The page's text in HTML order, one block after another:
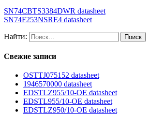
SN74CBTS3384DWR datasheet
SN74F253NSRE4 datasheet
Найти:
Свежие записи
OSTTJ075152 datasheet
1946570000 datasheet
EDSTLZ955/10-OE datasheet
EDSTL955/10-OE datasheet
EDSTLZ950/10-OE datasheet